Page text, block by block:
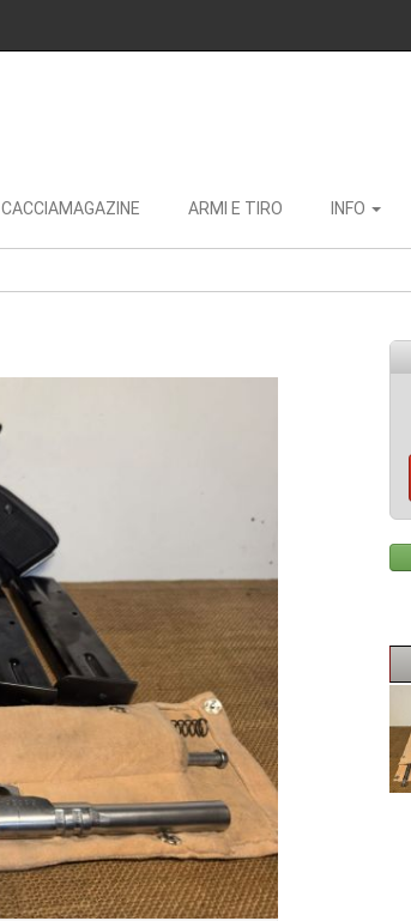
CACCIAMAGAZINE ARMI E TIRO INFO